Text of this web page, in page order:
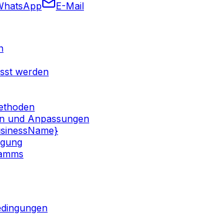
E-Mail
werden
und Anpassungen